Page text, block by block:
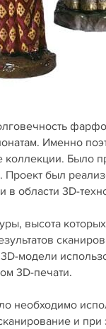
Именно
коллекции. Было
Проект был
в области 3D-
высота
модели
3D-печати.
необходимо
и